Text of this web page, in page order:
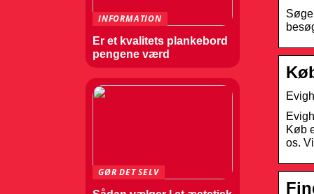
Køb
os.
INFORMATION
Er et kvalitets plankebord
pengene værd
GØR DET SELV